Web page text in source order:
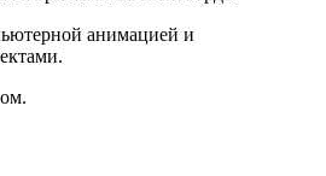
анимацией и